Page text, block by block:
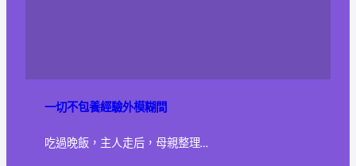
一切不包養經驗外模糊間
吃過晚飯，主人走后，母親整理…